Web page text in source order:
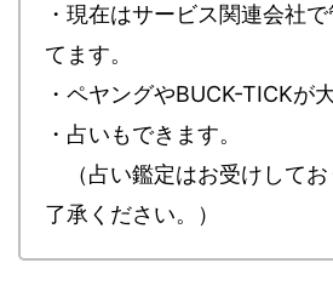
・現在はサービス関連会社
てます。
・ペヤングやBUCK-TICKが
・占いもできます。
（占い鑑定はお受けしてお
了承ください。）